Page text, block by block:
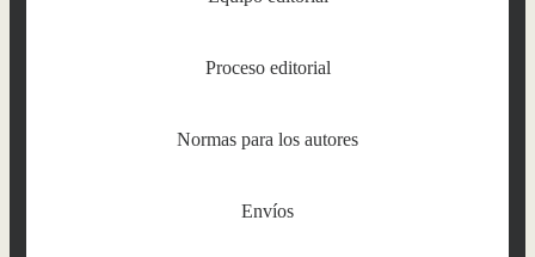
Proceso editorial
Normas para los autores
Envíos